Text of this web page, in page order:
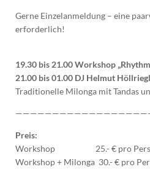
Gerne Einzelanmeldung – eine
erforderlich!
19.30 bis 21.00 Workshop
21.00 bis 01.00 DJ Helmut
Traditionelle Milonga mit Tandas
Preis:
Workshop 25.- € pro
Workshop + Milonga 30.- € pro